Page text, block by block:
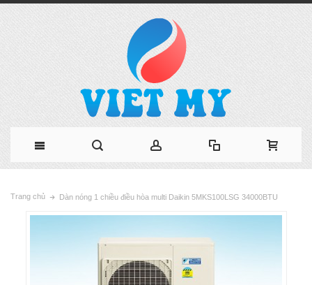
Trang chủ Dàn nóng 1 chiều điều hòa multi Daikin 5MKS100LSG 34000BTU